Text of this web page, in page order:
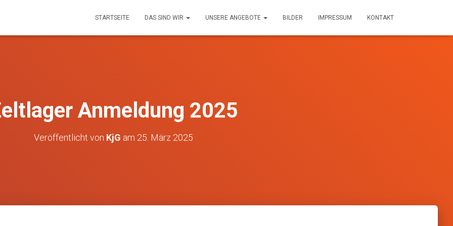
STARTSEITE DAS SIND WIR UNSERE ANGEBOTE BILDER IMPRESSUM KONTAKT
Anmeldung 2025
Veröffentlicht von KjG am 25. März 2025